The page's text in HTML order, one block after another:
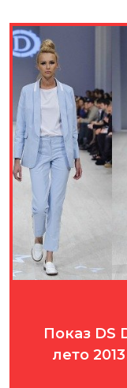
Показ DS
лето